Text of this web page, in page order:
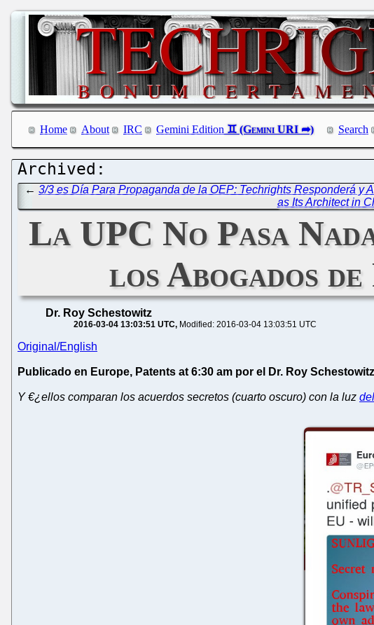
Home About IRC Gemini Edition Search
←3/3 es Día Para Propaganda de la OEP: Techrights Responderá y
as Its Architect in
La UPC No Pasa
los Abogados
Dr. Roy Schestowitz
2016-03-04 13:03:51 UTC Modified: 2016-03-04 13:03:51 UTC
Original/English
Publicado en Europe, Patents at 6:30 am por el Dr. Roy Schestowitz
Y €¿ellos comparan los acuerdos secretos (cuarto oscuro) con la luz